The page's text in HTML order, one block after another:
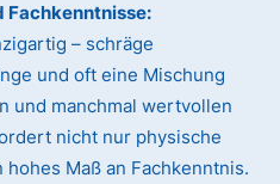
Fachkenntnisse:
– schräge
und oft eine Mischung
und manchmal wertvollen
nicht nur physische
Maß an Fachkenntnis.